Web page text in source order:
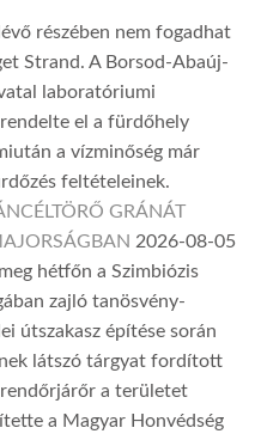
részében nem fogadhat
Strand. A Borsod-Abaúj-
laboratóriumi
el a fürdőhely
a vízminőség már
feltételeinek.
GRÁNÁT
2026-08-05
hétfőn a Szimbiózis
zajló tanösvény-
útszakasz építése során
látszó tárgyat fordított
a területet
a Magyar Honvédség